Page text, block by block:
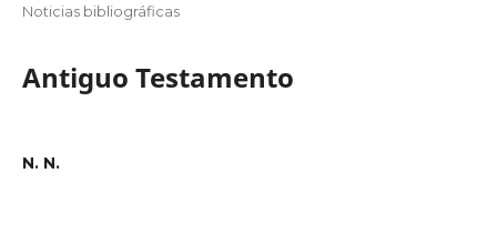
Noticias bibliográficas
Antiguo Testamento
N. N.